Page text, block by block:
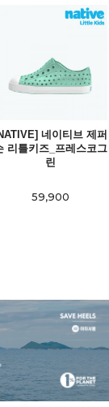
네이티브 제퍼
리틀키즈_프레스코그
린
59,900